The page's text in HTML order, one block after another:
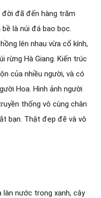
đã đến hàng trăm
là núi đá bao bọc.
lên nhau vừa cổ kính,
rừng Hà Giang. Kiến trúc
của nhiều người, và có
Hoa. Hình ảnh người
thống vô cùng chân
bạn. Thật đẹp đẽ và vô
nước trong xanh, cây